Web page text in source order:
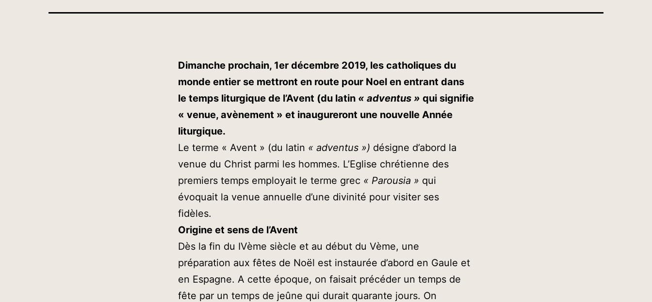
Dimanche prochain, 1er décembre 2019, les catholiques du
monde entier se mettront en route pour Noel en entrant dans
le temps liturgique de l’Avent (du latin « adventus » qui signifie
« venue, avènement » et inaugureront une nouvelle Année
liturgique.
Le terme « Avent » (du latin « adventus ») désigne d’abord la
venue du Christ parmi les hommes. L’Eglise chrétienne des
premiers temps employait le terme grec « Parousia » qui
évoquait la venue annuelle d’une divinité pour visiter ses
fidèles.
Origine et sens de l’Avent
Dès la fin du IVème siècle et au début du Vème, une
préparation aux fêtes de Noël est instaurée d’abord en Gaule et
en Espagne. A cette époque, on faisait précéder un temps de
fête par un temps de jeûne qui durait quarante jours. On